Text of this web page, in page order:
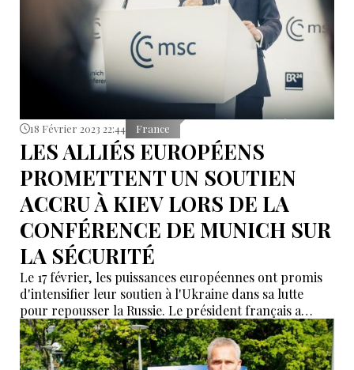
18 Février 2023 22:44 France
LES ALLIÉS EUROPÉENS
PROMETTENT UN SOUTIEN
ACCRU À KIEV LORS DE LA
CONFÉRENCE DE MUNICH SUR
LA SÉCURITÉ
Le 17 février, les puissances européennes ont promis
d'intensifier leur soutien à l'Ukraine dans sa lutte
pour repousser la Russie. Le président français a
souligné, lors d'une importante conférence sur la
sécurité, que « l'heure n'est pas au dialogue » avec
Moscou.